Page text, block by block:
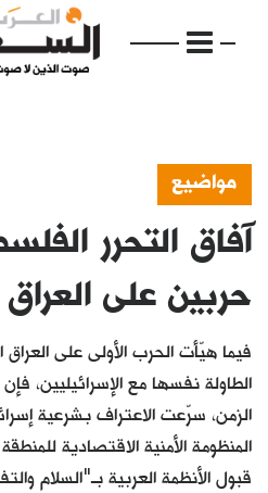
الرئيسية
مواضيع
فكرة
دفاتر
بالصورة
مواضيع
آفاق التحرر
حربين على العراق
فيما هيّأت الحرب الأولى على
الطاولة نفسها مع الإسرائيليين،
الزمن، سرّعت الاعتراف بشرعية
المنظومة الأمنية الاقتصادية
قبول الأنظمة العربية بـ"السلام